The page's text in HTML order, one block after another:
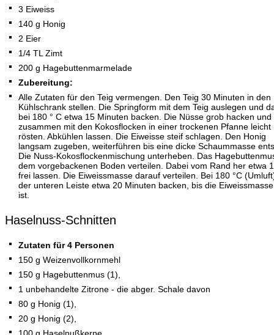
3 Eiweiss
140 g Honig
2 Eier
1/4 TL Zimt
200 g Hagebuttenmarmelade
Zubereitung:
Alle Zutaten für den Teig vermengen. Den Teig 30 Minuten in den
Kühlschrank stellen. Die Springform mit dem Teig auslegen und
bei 180 ° C etwa 15 Minuten backen. Die Nüsse grob hacken und
zusammen mit den Kokosflocken in einer trockenen Pfanne leicht
rösten. Abkühlen lassen. Die Eiweisse steif schlagen. Den Honig
langsam zugeben, weiterführen bis eine dicke Schaummasse
Die Nuss-Kokosflockenmischung unterheben. Das
dem vorgebackenen Boden verteilen. Dabei vom Rand her etwa
frei lassen. Die Eiweissmasse darauf verteilen. Bei 180 °C
der unteren Leiste etwa 20 Minuten backen, bis die
ist.
Haselnuss-Schnitten
Zutaten für 4 Personen
150 g Weizenvollkornmehl
150 g Hagebuttenmus (1),
1 unbehandelte Zitrone - die abger. Schale davon
80 g Honig (1),
20 g Honig (2),